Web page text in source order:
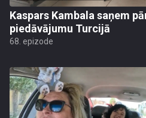
Kaspars Kambala saņem
piedāvājumu Turcijā
68. epizode